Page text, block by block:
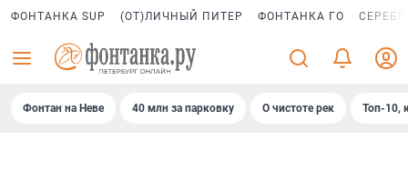
ФОНТАНКА SUP (ОТ)ЛИЧНЫЙ ПИТЕР ФОНТАНКА ГО
Фонтан на Неве 40 млн за парковку О чистоте рек Топ-10,